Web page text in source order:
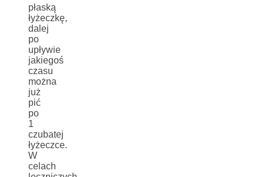
płaską
łyżeczkę,
dalej
po
upływie
jakiegoś
czasu
można
już
pić
po
1
czubatej
łyżeczce.
W
celach